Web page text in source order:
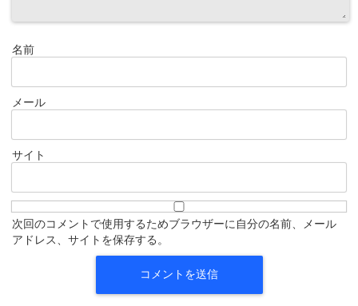
名前
メール
サイト
次回のコメントで使用するためブラウザーに自分の名前、メール
アドレス、サイトを保存する。